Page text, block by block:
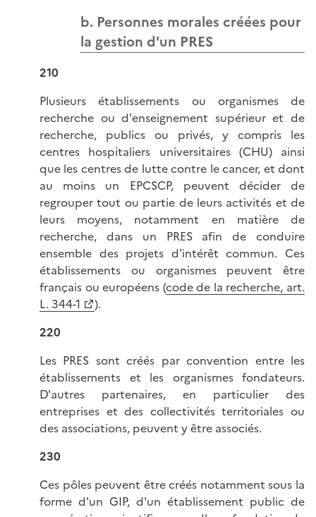
b. Personnes morales créées pour
la gestion d'un PRES
210
Plusieurs établissements ou organismes de
recherche ou d'enseignement supérieur et de
recherche, publics ou privés, y compris les
centres hospitaliers universitaires (CHU) ainsi
que les centres de lutte contre le cancer, et dont
au moins un EPCSCP, peuvent décider de
regrouper tout ou partie de leurs activités et de
leurs moyens, notamment en matière de
recherche, dans un PRES afin de conduire
ensemble des projets d'intérêt commun. Ces
établissements ou organismes peuvent être
français ou européens (code de la recherche, art.
L. 344-1
).
220
Les PRES sont créés par convention entre les
établissements et les organismes fondateurs.
D'autres partenaires, en particulier des
entreprises et des collectivités territoriales ou
des associations, peuvent y être associés.
230
Ces pôles peuvent être créés notamment sous la
forme d'un GIP, d'un établissement public de